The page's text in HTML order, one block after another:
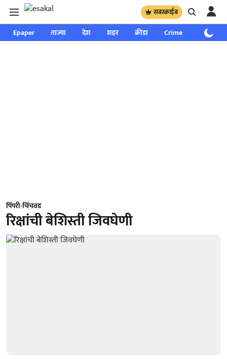
सबस्क्राईब
Epaper ताज्या देश शहर क्रीडा Crime साप्ताहिक
पिंपरी-चिंचवड
रिक्षांची बेशिस्ती जिवघेणी